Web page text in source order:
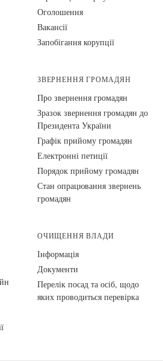
Оголошення
Вакансії
Запобігання корупції
ЗВЕРНЕННЯ ГРОМАДЯН
Про звернення громадян
Зразок звернення громадян до
Президента України
Графік прийому громадян
Електронні петиції
Порядок прийому громадян
Стан опрацювання звернень
громадян
ОЧИЩЕННЯ ВЛАДИ
Інформація
Документи
Перелік посад та осіб, щодо
яких проводиться перевірка